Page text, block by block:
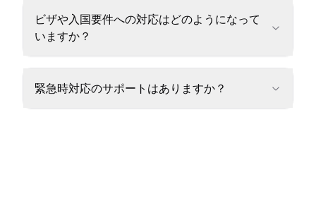
ビザや入国要件への対応はどのようになって
いますか？
緊急時対応のサポートはありますか？